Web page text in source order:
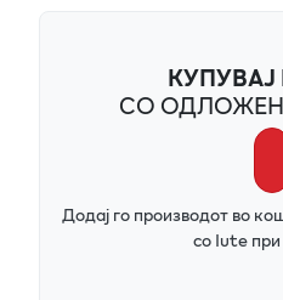
КУПУВАЈ
СО
Додај го производот во
со Iute